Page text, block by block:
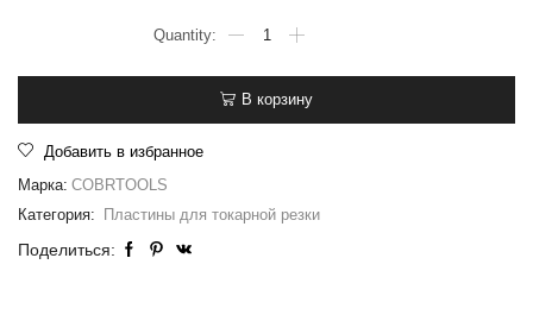
В корзину
Добавить в избранное
Марка: COBRTOOLS
Категория: Пластины для токарной резки
Поделиться: